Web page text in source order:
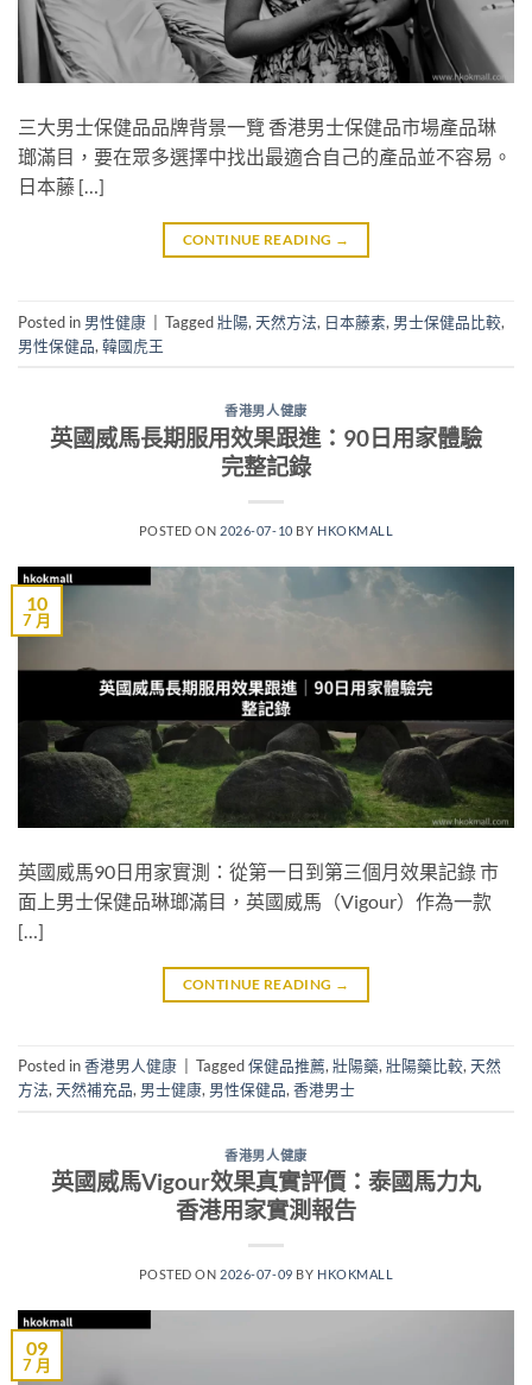
三大男士保健品品牌背景一覽 香港男士保健品市場產品琳
瑯滿目，要在眾多選擇中找出最適合自己的產品並不容易。
日本藤 […]
CONTINUE READING →
Posted in 男性健康 Tagged壯陽, 天然方法, 日本藤素, 男士保健品比較,
男性保健品, 韓國虎王
香港男人健康
英國威馬長期服用效果跟進：90日用家體驗
完整記錄
POSTED ON 2026-07-10 BY HKOKMALL
10
7 月
英國威馬90日用家實測：從第一日到第三個月效果記錄 市
面上男士保健品琳瑯滿目，英國威馬（Vigour）作為一款
[…]
CONTINUE READING →
Posted in香港男人健康 Tagged保健品推薦, 壯陽藥, 壯陽藥比較, 天然
方法, 天然補充品, 男士健康, 男性保健品, 香港男士
香港男人健康
英國威馬Vigour效果真實評價：泰國馬力丸
香港用家實測報告
POSTED ON 2026-07-09 BY HKOKMALL
09
7 月